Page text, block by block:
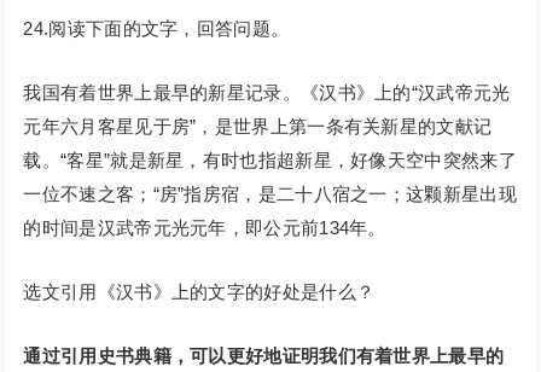
24.阅读下面的文字，回答问题。
我国有着世界上最早的新星记录。《汉书》上的“汉武帝元光
元年六月客星见于房”，是世界上第一条有关新星的文献记
载。“客星”就是新星，有时也指超新星，好像天空中突然来了
一位不速之客；“房”指房宿，是二十八宿之一；这颗新星出现
的时间是汉武帝元光元年，即公元前134年。
选文引用《汉书》上的文字的好处是什么？
通过引用史书典籍，可以更好地证明我们有着世界上最早的